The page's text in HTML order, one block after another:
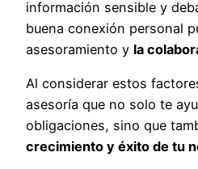
información sensible y
buena conexión personal
asesoramiento y la
Al considerar estos
asesoría que no solo te
obligaciones, sino que
crecimiento y éxito de tu